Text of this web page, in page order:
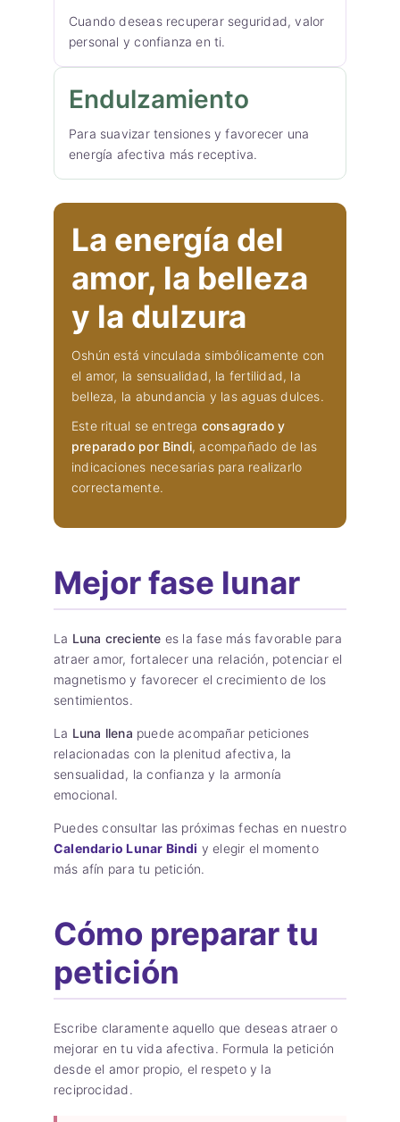
Cuando deseas recuperar seguridad, valor
personal y confianza en ti.
Endulzamiento
Para suavizar tensiones y favorecer una
energía afectiva más receptiva.
La energía del
amor, la belleza
y la dulzura
Oshún está vinculada simbólicamente con
el amor, la sensualidad, la fertilidad, la
belleza, la abundancia y las aguas dulces.
Este ritual se entrega consagrado y
preparado por Bindi, acompañado de las
indicaciones necesarias para realizarlo
correctamente.
Mejor fase lunar
La Luna creciente es la fase más favorable para
atraer amor, fortalecer una relación, potenciar el
magnetismo y favorecer el crecimiento de los
sentimientos.
La Luna llena puede acompañar peticiones
relacionadas con la plenitud afectiva, la
sensualidad, la confianza y la armonía
emocional.
Puedes consultar las próximas fechas en nuestro
Calendario Lunar Bindi y elegir el momento
más afín para tu petición.
Cómo preparar tu
petición
Escribe claramente aquello que deseas atraer o
mejorar en tu vida afectiva. Formula la petición
desde el amor propio, el respeto y la
reciprocidad.